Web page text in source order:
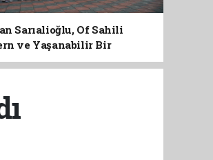
Sarıalioğlu, Of Sahili
ve Yaşanabilir Bir
Kavuşuyor